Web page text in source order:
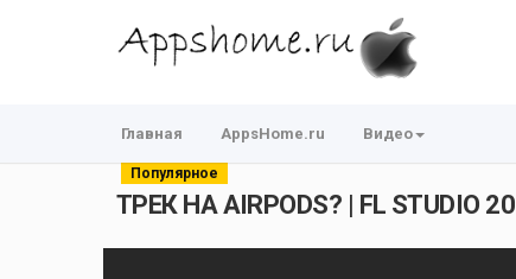
Главная AppsHome.ru Видео
Популярное
ТРЕК НА AIRPODS? | FL STUDIO 20